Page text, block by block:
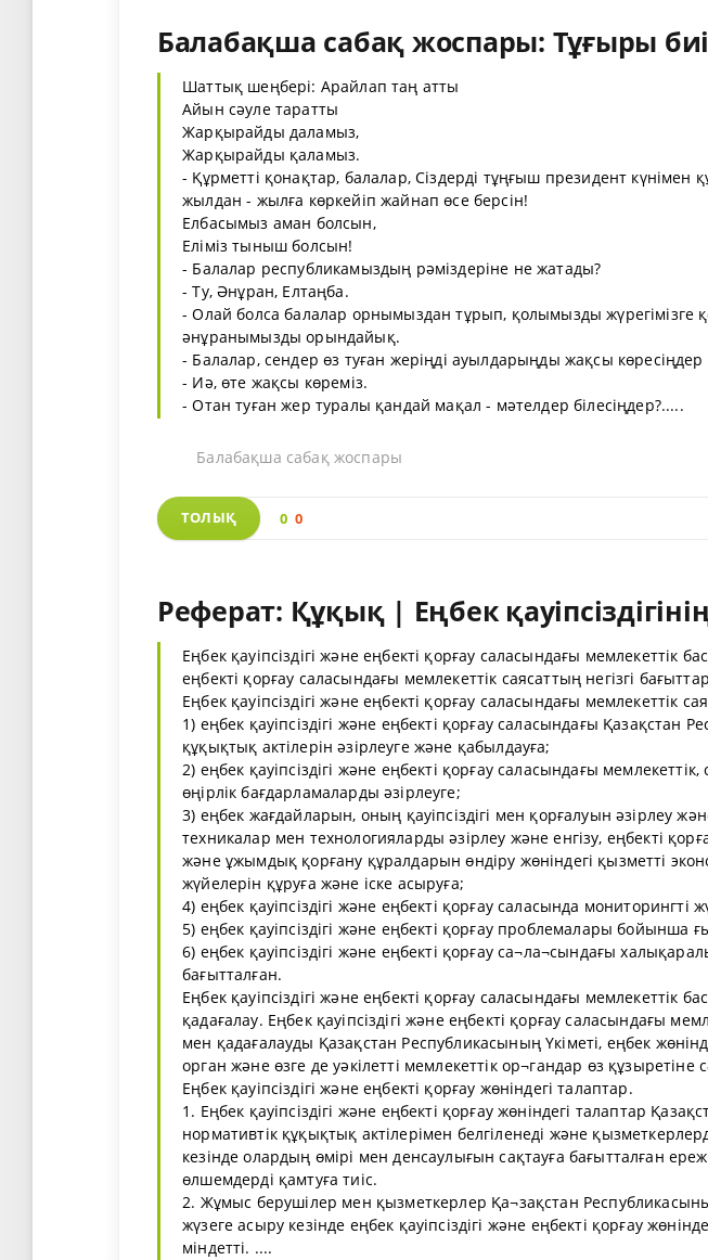
Балабақша сабақ жоспары: Тұғыры
Шаттық шеңбері: Арайлап таң атты
Айын сәуле таратты
Жарқырайды даламыз,
Жарқырайды қаламыз.
- Құрметті қонақтар, балалар, Сіздерді тұңғыш президент күнімен
жылдан - жылға көркейіп жайнап өсе берсін!
Елбасымыз аман болсын,
Еліміз тыныш болсын!
- Балалар республикамыздың рәміздеріне не жатады?
- Ту, Әнұран, Елтаңба.
- Олай болса балалар орнымыздан тұрып, қолымызды жүрегімізге
әнұранымызды орындайық.
- Балалар, сендер өз туған жеріңді ауылдарыңды жақсы көресіңдер
- Иә, өте жақсы көреміз.
- Отан туған жер туралы қандай мақал - мәтелдер білесіңдер?.....
Балабақша сабақ жоспары
ТОЛЫҚ 0 0
Реферат: Құқық | Еңбек
Еңбек қауіпсіздігі және еңбекті қорғау саласындағы мемлекеттік
еңбекті қорғау саласындағы мемлекеттік саясаттың негізгі
Еңбек қауіпсіздігі және еңбекті қорғау саласындағы мемлекеттік
1) еңбек қауіпсіздігі және еңбекті қорғау саласындағы Қазақстан
құқықтық актілерін әзірлеуге және қабылдауға;
2) еңбек қауіпсіздігі және еңбекті қорғау саласындағы
өңірлік бағдарламаларды әзірлеуге;
3) еңбек жағдайларын, оның қауіпсіздігі мен қорғалуын әзірлеу
техникалар мен технологияларды әзірлеу және енгізу, еңбекті
және ұжымдық қорғану құралдарын өндіру жөніндегі қызметті
жүйелерін құруға және іске асыруға;
4) еңбек қауіпсіздігі және еңбекті қорғау саласында мониторингті
5) еңбек қауіпсіздігі және еңбекті қорғау проблемалары бойынша
6) еңбек қауіпсіздігі және еңбекті қорғау са¬ла¬сындағы
бағытталған.
Еңбек қауіпсіздігі және еңбекті қорғау саласындағы мемлекеттік
қадағалау. Еңбек қауіпсіздігі және еңбекті қорғау саласындағы
мен қадағалауды Қазақстан Республикасының Үкіметі, еңбек
орган және өзге де уәкілетті мемлекеттік ор¬гандар өз құзыретіне
Еңбек қауіпсіздігі және еңбекті қорғау жөніндегі талаптар.
1. Еңбек қауіпсіздігі және еңбекті қорғау жөніндегі талаптар
нормативтік құқықтық актілерімен белгіленеді және
кезінде олардың өмірі мен денсаулығын сақтауға бағытталған
өлшемдерді қамтуға тиіс.
2. Жұмыс берушілер мен қызметкерлер Қа¬зақстан
жүзеге асыру кезінде еңбек қауіпсіздігі және еңбекті қорғау
міндетті. ....